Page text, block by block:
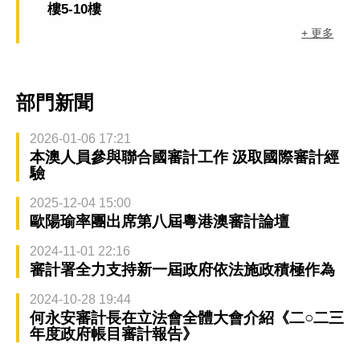
樓5-10樓
+ 更多
部門新聞
2026-01-06 17:21
本澳人員參與聯合國審計工作 汲取國際審計經
驗
2025-12-04 15:00
歐陽瑜率團出席第八屆粵港澳審計論壇
2024-11-01 22:16
審計署全力支持新一屆政府依法施政積極作為
2024-10-28 19:44
何永安審計長在立法會全體大會介紹《二○二三
年度政府帳目審計報告》